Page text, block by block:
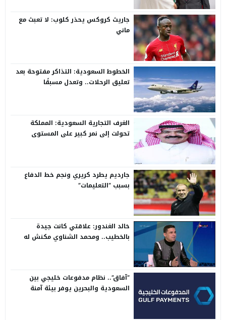
جاريث كروكس يحذر كلوب: لا تعبث مع
ماني
الخطوط السعودية: التذاكر مفتوحة بعد
تعليق الرحلات.. وتعدل مسبقًا
الغرف التجارية السعودية: المملكة
تحولت إلى نمر كبير على المستوى
جارديم يطرد كريري ونجم خط الدفاع
بسبب “التعليمات”
خالد الغندور: علاقتي كانت جيدة
بالخطيب.. ومحمد الشناوي مكنش له
“آفاق”.. نظام مدفوعات خليجي بين
السعودية والبحرين يوفر بيئة آمنة